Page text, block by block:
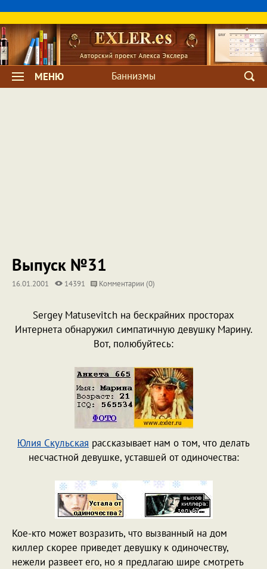
МЕНЮ Баннизмы
Выпуск №31
16.01.2001 14391 Комментарии (0)
Sergey Matusevitch на бескрайних просторах
Интернета обнаружил симпатичную девушку Марину.
Вот, полюбуйтесь:
Юлия Скульская рассказывает нам о том, что делать
несчастной девушке, уставшей от одиночества:
Кое-кто может возразить, что вызванный на дом
киллер скорее приведет девушку к одиночеству,
нежели развеет его, но я предлагаю шире смотреть